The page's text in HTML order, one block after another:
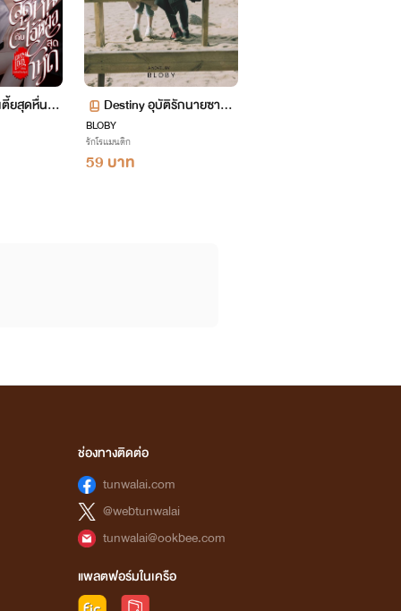
ตี้ยสุดหื่นกั
ฉบับปรับ
Destiny อุบัติรักนายซาตา
น [END]
BLOBY
รักโรแมนติก
59 บาท
ช่องทางติดต่อ
tunwalai.com
@webtunwalai
tunwalai@ookbee.com
แพลตฟอร์มในเครือ